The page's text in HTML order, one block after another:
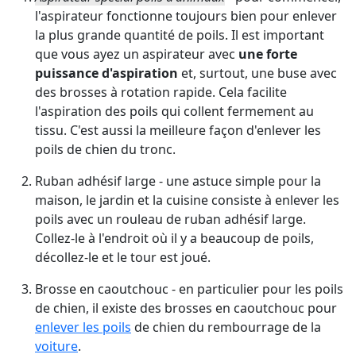
l'aspirateur fonctionne toujours bien pour enlever
la plus grande quantité de poils. Il est important
que vous ayez un aspirateur avec une forte
puissance d'aspiration et, surtout, une buse avec
des brosses à rotation rapide. Cela facilite
l'aspiration des poils qui collent fermement au
tissu. C'est aussi la meilleure façon d'enlever les
poils de chien du tronc.
Ruban adhésif large - une astuce simple pour la
maison, le jardin et la cuisine consiste à enlever les
poils avec un rouleau de ruban adhésif large.
Collez-le à l'endroit où il y a beaucoup de poils,
décollez-le et le tour est joué.
Brosse en caoutchouc - en particulier pour les poils
de chien, il existe des brosses en caoutchouc pour
enlever les poils de chien du rembourrage de la
voiture.